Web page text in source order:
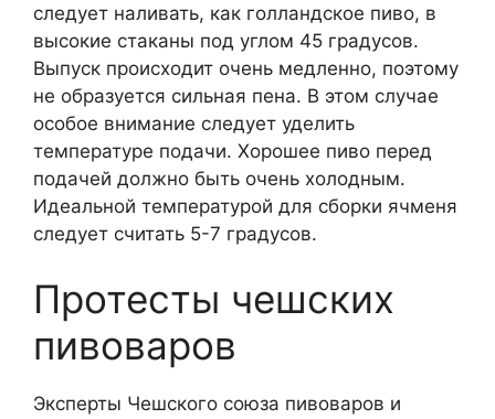
следует наливать, как голландское пиво, в
высокие стаканы под углом 45 градусов.
Выпуск происходит очень медленно, поэтому
не образуется сильная пена. В этом случае
особое внимание следует уделить
температуре подачи. Хорошее пиво перед
подачей должно быть очень холодным.
Идеальной температурой для сборки ячменя
следует считать 5-7 градусов.
Протесты чешских
пивоваров
Эксперты Чешского союза пивоваров и